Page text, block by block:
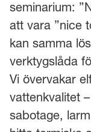
seminarium:
att vara ”nice
kan samma
verktygslåda
Vi övervakar
vattenkvalitet
sabotage,